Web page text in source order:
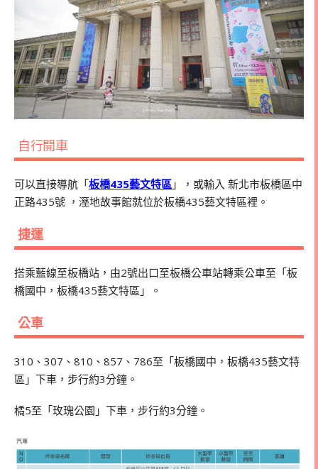
自行開車
可以直接導航「板橋435藝文特區 」，或輸入 新北市板橋區中
正路435號 ，溼地故事館就位於板橋435藝文特區裡。
捷運
搭乘藍線至板橋站，由2號出口至板橋公車站轉乘公車至「板
橋國中，板橋435藝文特區」。
公車
310、307、810、857、786至「板橋國中，板橋435藝文特
區」下車，步行約3分鐘。
橘5至「玫瑰公園」下車，步行約3分鐘。